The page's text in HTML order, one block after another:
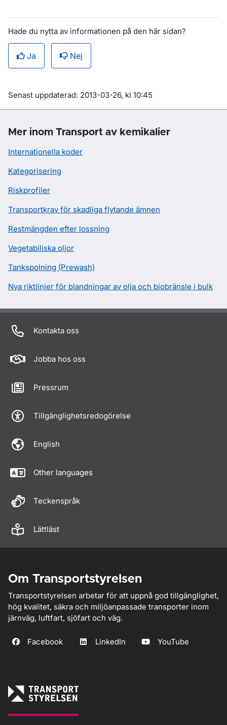
Hade du nytta av informationen på den här sidan?
Ja Nej
Om sidan
Senast uppdaterad: 2013-03-26, kl 10:45
Mer inom Transport av kemikalier
Internationella koder
Kategorisering
Riskprofiler
Transportkrav för skadliga flytande ämnen
Restmängden efter lossning
Vegetabiliska oljor
Tankspolning (Prewash)
Nya riktlinjer för blandningar av olja och biobränsle i bulk
Kontakta oss
Jobba hos oss
Pressrum
Tillgänglighetsredogörelse
English
Other languages
Teckenspråk
Lättläst
Om Transportstyrelsen
Transportstyrelsen arbetar för att uppnå god tillgänglighet,
hög kvalitet, säkra och miljöanpassade transporter inom
järnväg, luftfart, sjöfart och väg.
Facebook LinkedIn YouTube